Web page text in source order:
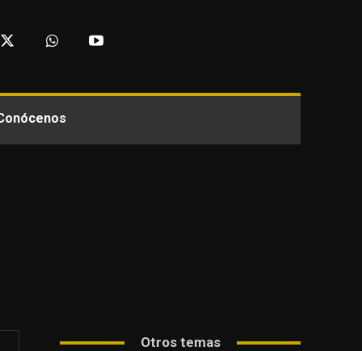
Otros temas